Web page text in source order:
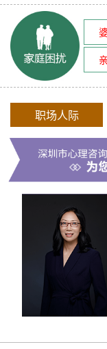
职场人际